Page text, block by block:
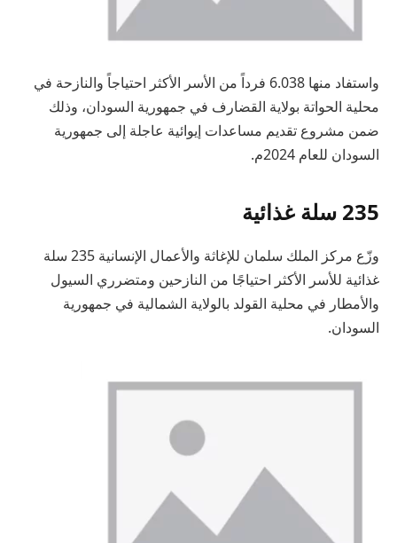
واستفاد منها 6.038 فرداً من الأسر الأكثر احتياجاً والنازحة في
محلية الحواتة بولاية القضارف في جمهورية السودان، وذلك
ضمن مشروع تقديم مساعدات إيوائية عاجلة إلى جمهورية
السودان للعام 2024م.
235 سلة غذائية
وزّع مركز الملك سلمان للإغاثة والأعمال الإنسانية 235 سلة
غذائية للأسر الأكثر احتياجًا من النازحين ومتضرري السيول
والأمطار في محلية القولد بالولاية الشمالية في جمهورية
السودان.